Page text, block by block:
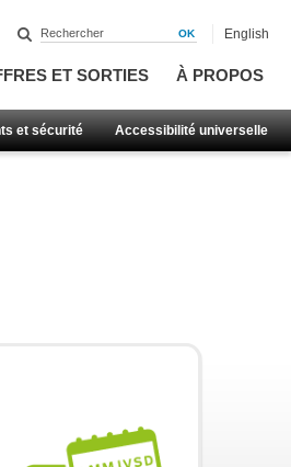
ET SORTIES À PROPOS
et sécurité Accessibilité universelle
English